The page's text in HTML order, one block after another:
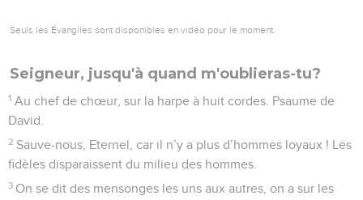
Seuls les Évangiles sont disponibles en vidéo pour le moment.
Seigneur, jusqu'à quand m'oublieras-tu?
1 Au chef de chœur, sur la harpe à huit cordes. Psaume de
David.
2 Sauve-nous, Eternel, car il n’y a plus d’hommes loyaux ! Les
fidèles disparaissent du milieu des hommes.
3 On se dit des mensonges les uns aux autres, on a sur les